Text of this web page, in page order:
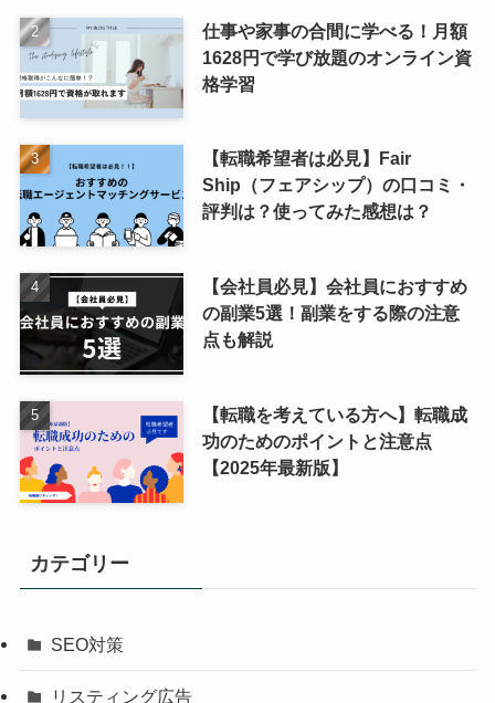
仕事や家事の合間に学べる！月額
1628円で学び放題のオンライン資
格学習
【転職希望者は必見】Fair
Ship（フェアシップ）の口コミ・
評判は？使ってみた感想は？
【会社員必見】会社員におすすめ
の副業5選！副業をする際の注意
点も解説
【転職を考えている方へ】転職成
功のためのポイントと注意点
【2025年最新版】
カテゴリー
SEO対策
リスティング広告